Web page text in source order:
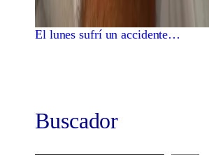
El lunes sufrí un accidente…
Buscador